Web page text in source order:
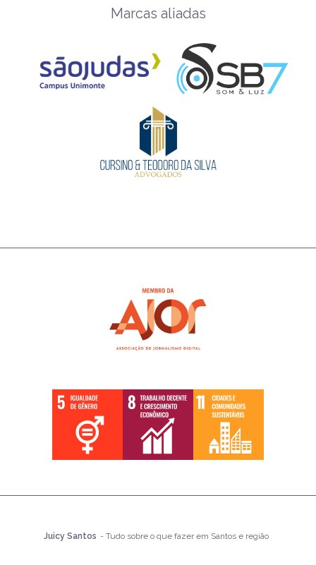
Marcas aliadas
Juicy Santos - Tudo sobre o que fazer em Santos e região